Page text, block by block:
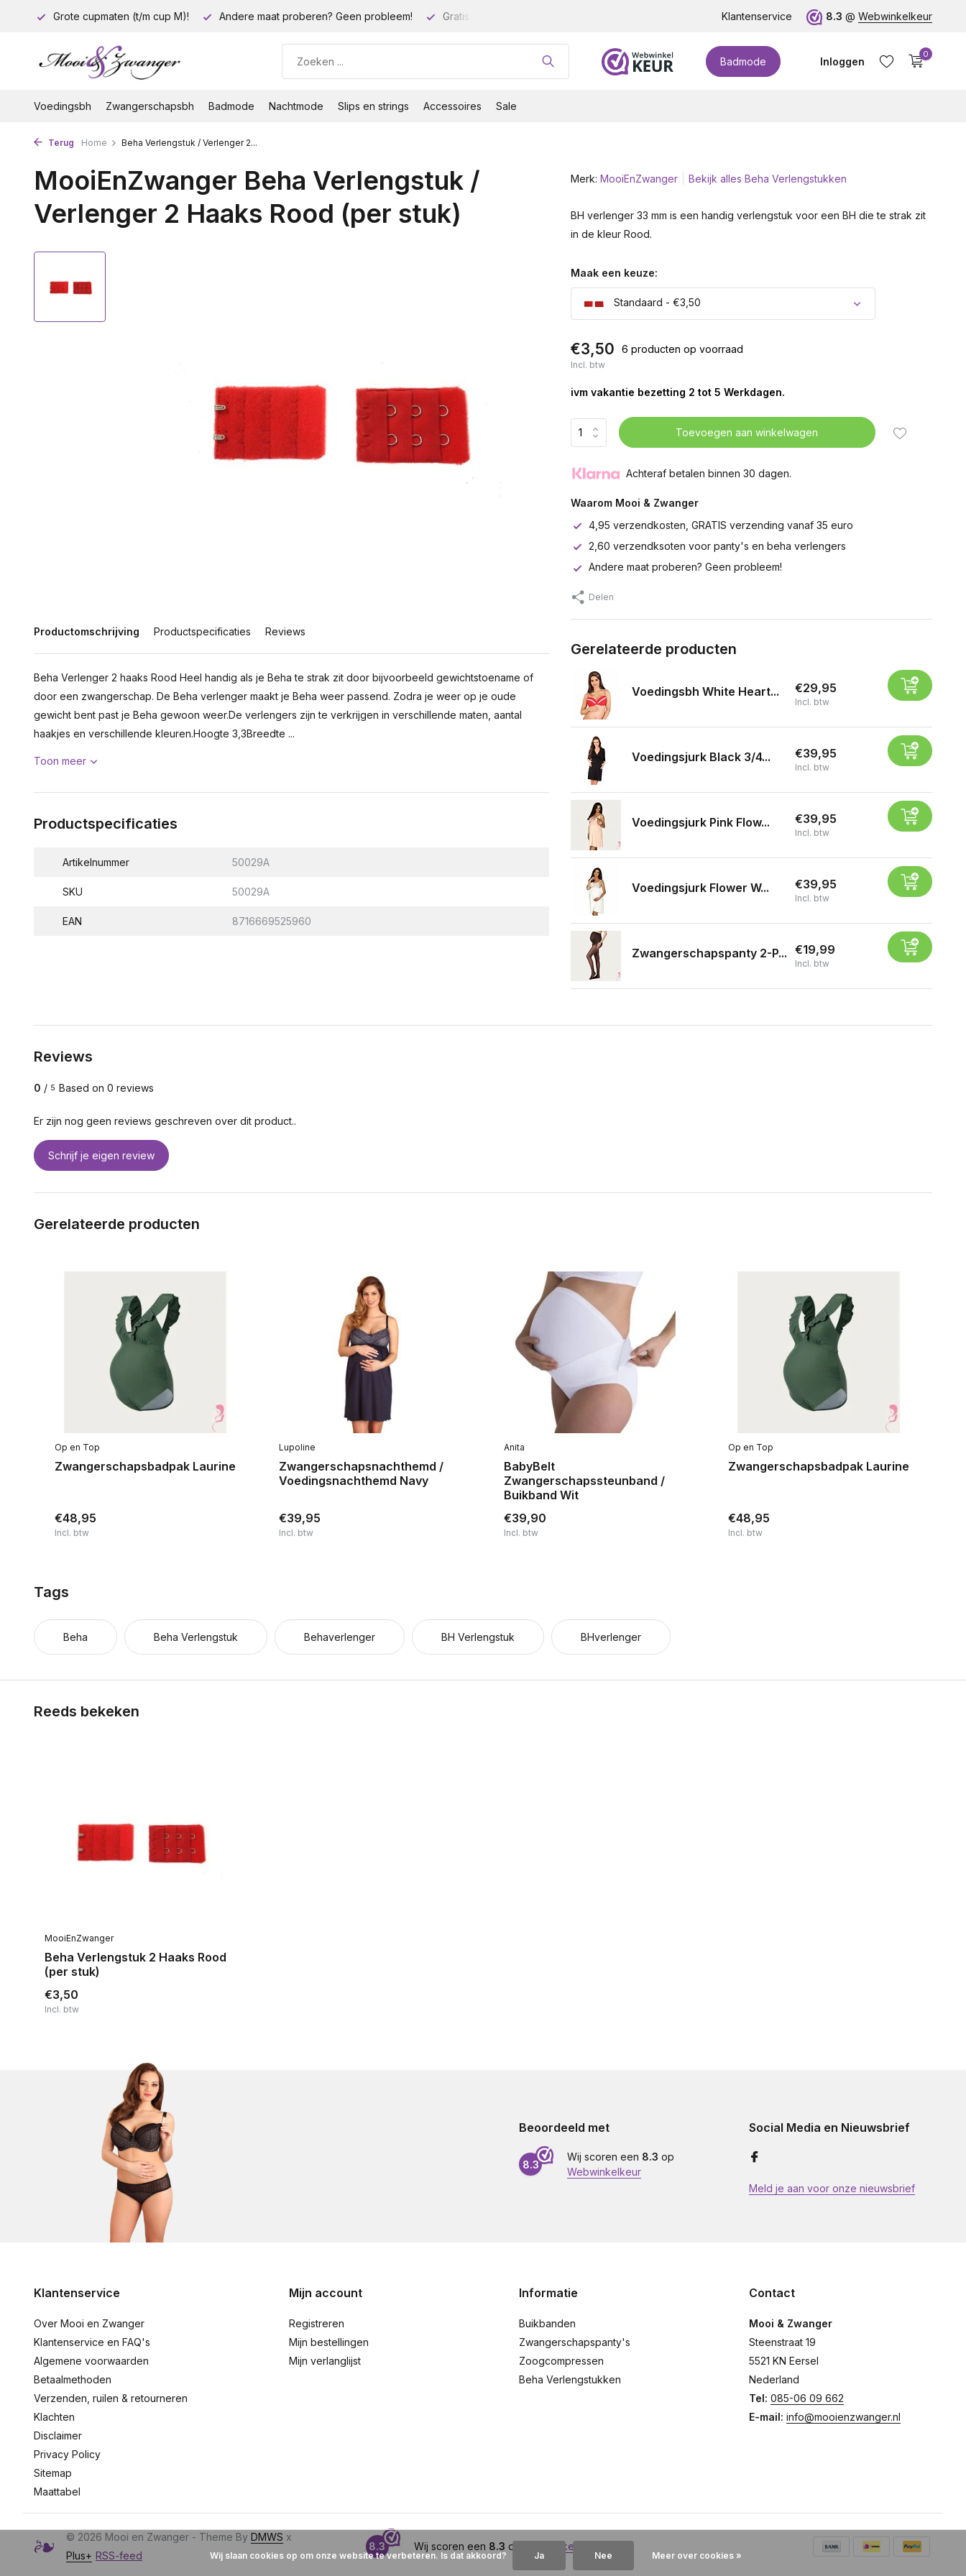
Grote cupmaten (t/m cup M)! Andere maat proberen? Geen probleem! Gratis verzending vanaf 35 euro! Grote cupmaten (t/m cup M)!
Klantenservice 8.3 @ Webwinkelkeur
Badmode Inloggen
0
Voedingsbh Zwangerschapsbh Badmode Nachtmode Slips en strings Accessoires Sale
Terug Home Beha Verlengstuk / Verlenger 2...
MooiEnZwanger Beha Verlengstuk /
Verlenger 2 Haaks Rood (per stuk)
Productomschrijving Productspecificaties Reviews
Beha Verlenger 2 haaks Rood Heel handig als je Beha te strak zit door bijvoorbeeld gewichtstoename of
door een zwangerschap. De Beha verlenger maakt je Beha weer passend. Zodra je weer op je oude
gewicht bent past je Beha gewoon weer.De verlengers zijn te verkrijgen in verschillende maten, aantal
haakjes en verschillende kleuren.Hoogte 3,3Breedte ...
Toon meer
Productspecificaties
Artikelnummer 50029A
SKU 50029A
EAN 8716669525960
Merk: MooiEnZwanger Bekijk alles Beha Verlengstukken
BH verlenger 33 mm is een handig verlengstuk voor een BH die te strak zit
in de kleur Rood.
Maak een keuze:
Standaard - €3,50
€3,50 6 producten op voorraad
Incl. btw
ivm vakantie bezetting 2 tot 5 Werkdagen.
Toevoegen aan winkelwagen
Achteraf betalen binnen 30 dagen.
Waarom Mooi & Zwanger
4,95 verzendkosten, GRATIS verzending vanaf 35 euro
2,60 verzendksoten voor panty's en beha verlengers
Andere maat proberen? Geen probleem!
Delen
Gerelateerde producten
Voedingsbh White Heart... €29,95
Incl. btw
Voedingsjurk Black 3/4... €39,95
Incl. btw
Voedingsjurk Pink Flow... €39,95
Incl. btw
Voedingsjurk Flower W... €39,95
Incl. btw
Zwangerschapspanty 2-P... €19,99
Incl. btw
Reviews
0 / 5 Based on 0 reviews
Er zijn nog geen reviews geschreven over dit product..
Schrijf je eigen review
Gerelateerde producten
Op en Top
Zwangerschapsbadpak Laurine
€48,95
Incl. btw
Lupoline
Zwangerschapsnachthemd /
Voedingsnachthemd Navy
€39,95
Incl. btw
Anita
BabyBelt
Zwangerschapssteunband /
Buikband Wit
€39,90
Incl. btw
Op en Top
Zwangerschapsbadpak Laurine
€48,95
Incl. btw
Tags
Beha Beha Verlengstuk Behaverlenger BH Verlengstuk BHverlenger
Reeds bekeken
MooiEnZwanger
Beha Verlengstuk 2 Haaks Rood
(per stuk)
€3,50
Incl. btw
Beoordeeld met
8.3
Wij scoren een 8.3 op
Webwinkelkeur
Social Media en Nieuwsbrief
Meld je aan voor onze nieuwsbrief
Klantenservice
Over Mooi en Zwanger
Klantenservice en FAQ's
Algemene voorwaarden
Betaalmethoden
Verzenden, ruilen & retourneren
Klachten
Disclaimer
Privacy Policy
Sitemap
Maattabel
Mijn account
Registreren
Mijn bestellingen
Mijn verlanglijst
Informatie
Buikbanden
Zwangerschapspanty's
Zoogcompressen
Beha Verlengstukken
Contact
Mooi & Zwanger
Steenstraat 19
5521 KN Eersel
Nederland
Tel: 085-06 09 662
E-mail: info@mooienzwanger.nl
© 2026 Mooi en Zwanger - Theme By DMWS x
Plus+ RSS-feed
8.3 Wij scoren een 8.3 op Webwinkelkeur
Wij slaan cookies op om onze website te verbeteren. Is dat akkoord? Ja Nee Meer over cookies »